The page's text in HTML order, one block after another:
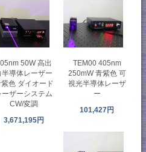
50W 高出
半導体レーザー
色 ダイオード
ーザーシステム
CW/変調
3,671,195円
TEM00 405nm
250mW 青紫色 可
視光半導体レーザ
ー
101,427円